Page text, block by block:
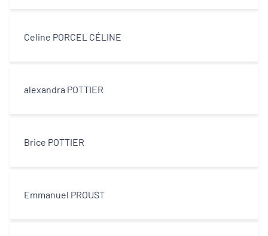
Equipe technique et ingénierie
Celine PORCEL CÉLINE
alexandra POTTIER
Brice POTTIER
Emmanuel PROUST